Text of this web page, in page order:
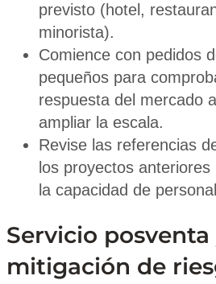
previsto (hotel,
minorista).
Comience con pedidos
pequeños para
respuesta del mercado
ampliar la escala.
Revise las referencias
los proyectos
la capacidad de
Servicio posventa
mitigación de